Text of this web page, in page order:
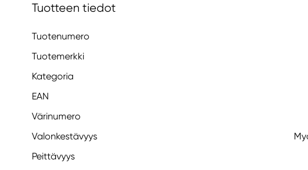
Tuotteen tiedot
Tuotenumero
Tuotemerkki
Kategoria
EAN
Värinumero
Valonkestävyys
Peittävyys